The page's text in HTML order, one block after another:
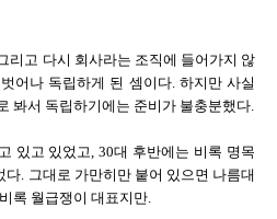
리고 다시 회사라는 조직에 들어가지 않
어나 독립하게 된 셈이다. 하지만 사실
봐서 독립하기에는 준비가 불충분했다.
있고 있었고, 30대 후반에는 비록 명목
. 그대로 가만히만 붙어 있으면 나름대
록 월급쟁이 대표지만.